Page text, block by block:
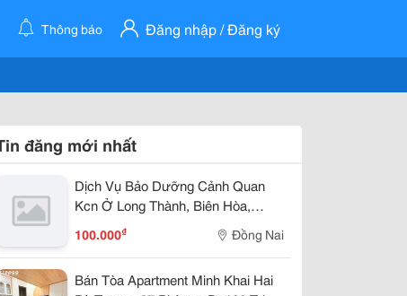
Thông báo Đăng nhập / Đăng ký
đăng mới nhất
Dịch Vụ Bảo Dưỡng Cảnh Quan
Kcn Ở Long Thành, Biên Hòa,
100.000₫ Đồng Nai
Bán Tòa Apartment Minh Khai Hai